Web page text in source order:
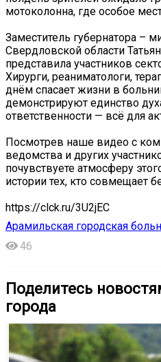
мотоколонна, где особое
Заместитель губернатора –
Свердловской области
представила участников
Хирурги, реаниматологи,
днём спасает жизни в
демонстрируют единство
ответственности — всё для
Посмотрев наше видео с
ведомства и других
почувствуете атмосферу
истории тех, кто совмещает
https://clck.ru/3U2jEC
Арамильская городская
46
Поделитесь
города